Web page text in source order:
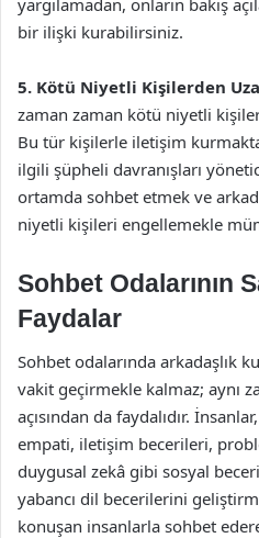
bir ilişki kurabilirsiniz.
5. Kötü Niyetli Kişilerden
zaman zaman kötü niyetli
Bu tür kişilerle iletişim
ilgili şüpheli davranışları
ortamda sohbet etmek ve
niyetli kişileri engellemekle
Sohbet Odalarının
Faydalar
Sohbet odalarında arkadaşlık
vakit geçirmekle kalmaz; aynı
açısından da faydalıdır.
empati, iletişim becerileri,
duygusal zekâ gibi sosyal
yabancı dil becerilerini
konuşan insanlarla sohbet